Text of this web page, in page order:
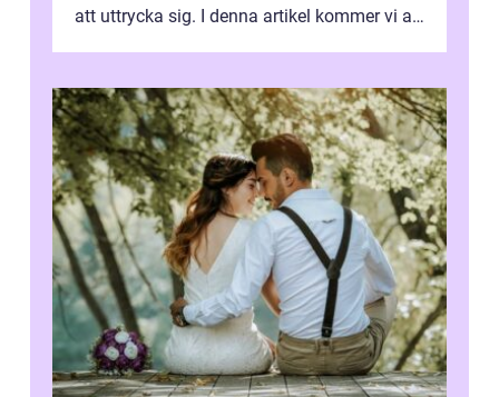
att uttrycka sig. I denna artikel kommer vi att